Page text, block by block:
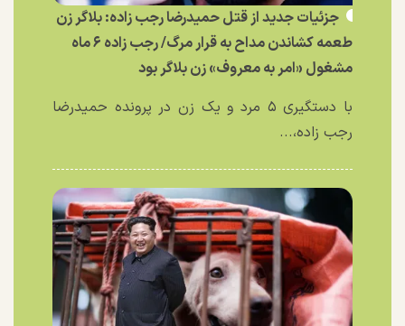
جزئیات جدید از قتل حمیدرضا رجب زاده: بلاگر زن
طعمه کشاندن مداح به قرار مرگ/ رجب زاده ۶ ماه
مشغول «امر به معروف» زن بلاگر بود
با دستگیری ۵ مرد و یک زن در پرونده حمیدرضا
رجب زاده،...